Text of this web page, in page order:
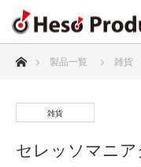
ホーム製品一覧 雑貨
雑貨
セレッソマニア